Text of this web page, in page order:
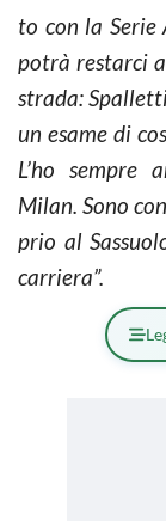
to con la Serie
potrà re­star­ci a
stra­da:
un esame di
L’ho sem­pre
Milan. Sono
prio al
car­rie­ra”.